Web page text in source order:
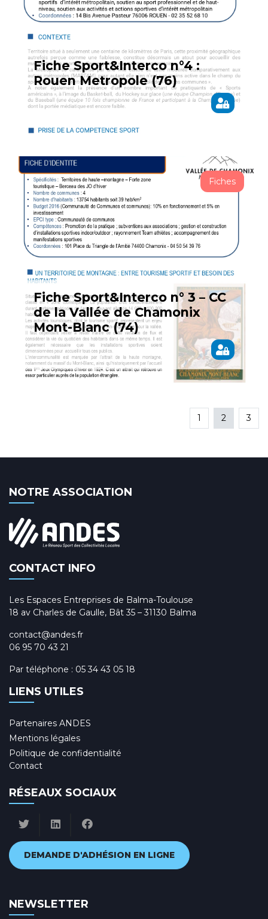
Fiche Sport&Interco n°4 :
Rouen Metropole (76)
Fiches
Fiche Sport&Interco n° 3 – CC
de la Vallée de Chamonix
Mont-Blanc (74)
1 2 3
NOTRE ASSOCIATION
CONTACT INFO
Les Espaces Entreprises de Balma-Toulouse
18 av Charles de Gaulle, Bât 35 – 31130 Balma
contact@andes.fr
06 95 70 43 21
Par téléphone : 05 34 43 05 18
LIENS UTILES
Partenaires ANDES
Mentions légales
Politique de confidentialité
Contact
RÉSEAUX SOCIAUX
DEMANDE D'ADHÉSION EN LIGNE
NEWSLETTER